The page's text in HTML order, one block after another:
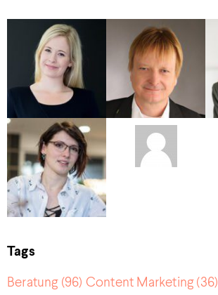
Tags
Beratung(96) Content Marketing(36)